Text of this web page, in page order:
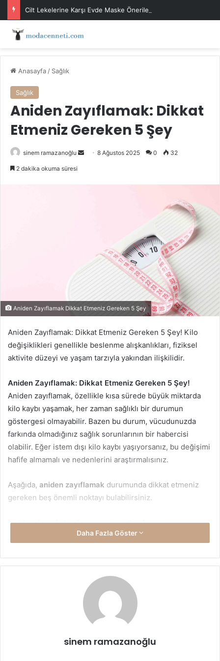
Cilt Lekelerine Karşı Evde Maske Önerileri
Anasayfa / Sağlık
Sağlık
Aniden Zayıflamak: Dikkat
Etmeniz Gereken 5 Şey
sinem ramazanoğlu
Bir
8 Ağustos 2025 0 32
2 dakika okuma süresi
Aniden Zayıflamak Dikkat Etmeniz Gereken 5 Şey
Aniden Zayıflamak: Dikkat Etmeniz Gereken 5 Şey! Kilo
değişiklikleri genellikle beslenme alışkanlıkları, fiziksel
aktivite düzeyi ve yaşam tarzıyla yakından ilişkilidir.
Aniden Zayıflamak: Dikkat Etmeniz Gereken 5 Şey!
Aniden zayıflamak, özellikle kısa sürede büyük miktarda
kilo kaybı yaşamak, her zaman sağlıklı bir durumun
göstergesi olmayabilir. Bazen bu durum, vücudunuzda
farkında olmadığınız sağlık sorunlarının bir habercisi
olabilir. Eğer istem dışı kilo kaybı yaşıyorsanız, bu değişimi
hafife almamalı ve nedenlerini araştırmalısınız.
Aşağıda, aniden zayıflamak durumunda dikkat etmeniz
gereken beş önemli noktayı bulabilirsiniz.
1. Nedeni Anlamaya Çalışın
Kilo kaybının sebebini anlamak, atılacak ilk ve en önemli
adımdır. Son zamanlarda beslenme düzeninizde bir
artırdıysanız, bu doğal bir sonuç olabilir. Ancak hiçbir
yaşam tarzı değişikliği olmadan kilo veriyorsanız, bu
durumun altında sağlık sorunları yatıyor olabilir. Tiroid
problemleri, diyabet, sindirim sistemi hastalıkları, kronik
kilo kaybına neden olabilir.
Daha Fazla Göster
sinem ramazanoğlu